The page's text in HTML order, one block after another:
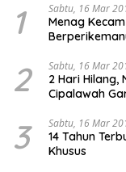
1 Sabtu, 16 Mar
Menag
2 Sabtu, 16 Mar
2 Hari Hilang,
Cipalawah
3 Sabtu, 16 Mar
14 Tahun
Khusus